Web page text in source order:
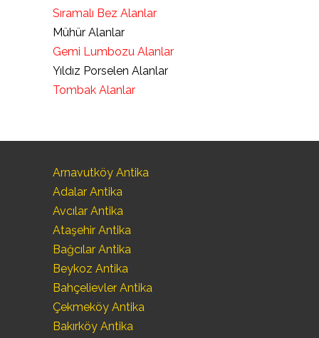
Sıramalı Bez Alanlar
Mühür Alanlar
Gemi Lumbozu Alanlar
Yıldız Porselen Alanlar
Tombak Alanlar
Arnavutköy Antika
Adalar Antika
Avcılar Antika
Ataşehir Antika
Bağcılar Antika
Beykoz Antika
Bahçelievler Antika
Çekmeköy Antika
Bakırköy Antika